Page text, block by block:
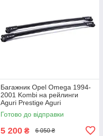
Багажник Opel Omega 1994-
2001 Kombi на рейлинги
Aguri Prestige Aguri
Готово до відправки
5 200 ₴ 6 050 ₴